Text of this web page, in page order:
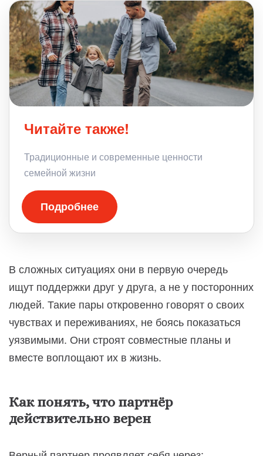
Читайте также!
Традиционные и современные ценности
семейной жизни
Подробнее
В сложных ситуациях они в первую очередь
ищут поддержки друг у друга, а не у посторонних
людей. Такие пары откровенно говорят о своих
чувствах и переживаниях, не боясь показаться
уязвимыми. Они строят совместные планы и
вместе воплощают их в жизнь.
Как понять, что партнёр
действительно верен